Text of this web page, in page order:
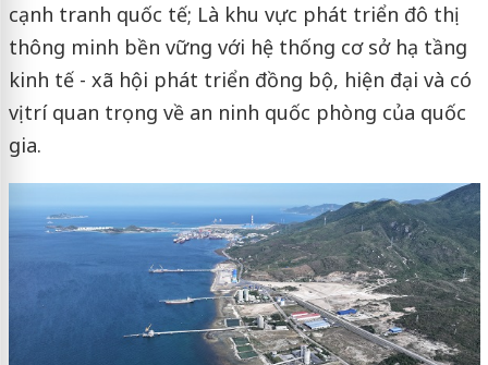
cạnh tranh quốc tế; Là khu vực phát triển đô thị
thông minh bền vững với hệ thống cơ sở hạ tầng
kinh tế - xã hội phát triển đồng bộ, hiện đại và có
vị trí quan trọng về an ninh quốc phòng của quốc
gia.